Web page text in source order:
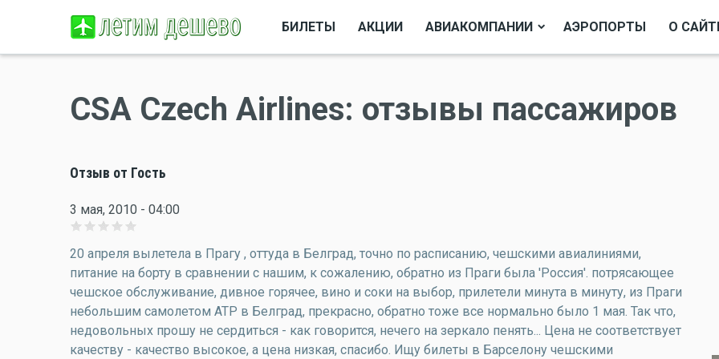
БИЛЕТЫ АКЦИИ АВИАКОМПАНИИ АЭРОПОРТЫ О
CSA Czech Airlines: отзывы пассажиров
Отзыв от Гость
3 мая, 2010 - 04:00
20 апреля вылетела в Прагу , оттуда в Белград, точно по расписанию, чешскими авиалиниями,
питание на борту в сравнении с нашим, к сожалению, обратно из Праги была 'Россия'. потрясающее
чешское обслуживание, дивное горячее, вино и соки на выбор, прилетели минута в минуту, из Праги
небольшим самолетом АТР в Белград, прекрасно, обратно тоже все нормально было 1 мая. Так что,
недовольных прошу не сердиться - как говорится, нечего на зеркало пенять... Цена не соответствует
качеству - качество высокое, а цена низкая, спасибо. Ищу билеты в Барселону чешскими